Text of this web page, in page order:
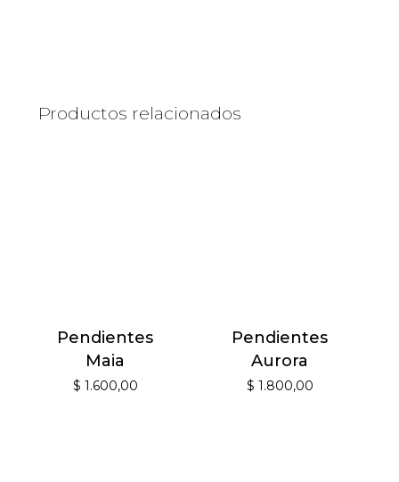
Productos relacionados
Pendientes
Maia
$ 1.600,00
Pendientes
Aurora
$ 1.800,00